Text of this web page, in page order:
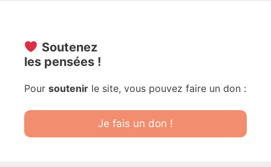
Soutenez
les pensées !
Pour soutenir le site, vous pouvez faire un don :
Je fais un don !